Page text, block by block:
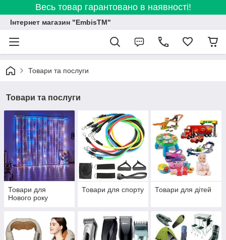
Весь товар гарантовано в наявності!
Інтернет магазин "EmbisTM"
Товари та послуги
Товари та послуги
Товари для
Нового року
Товари для спорту Товари для дітей